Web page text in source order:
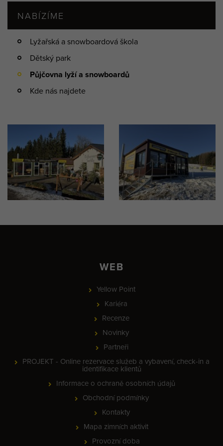
NABÍZÍME
Lyžařská a snowboardová škola
Dětský park
Půjčovna lyží a snowboardů
Kde nás najdete
WEB
Yellow Point
Kariéra
Recenze
Novinky
Partneři
PROJEKT - Online rezervace služeb a vybavení, check-in a
identifikace klientů
Informace o ochraně osobních údajů
Obchodní podmínky
Kontakty
Mapa zimních aktivit
Provozní doba